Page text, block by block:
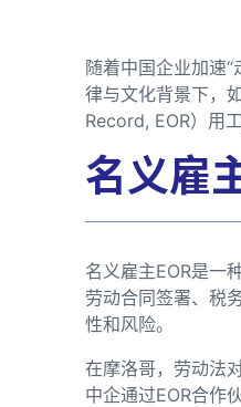
随着中国企业加速
律与文化背景下，
Record, EOR）用
名义雇
名义雇主EOR是一
劳动合同签署、税
性和风险。
在摩洛哥，劳动法
中企通过EOR合作